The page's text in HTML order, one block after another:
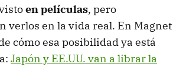
en películas, pero
verlos en la vida real. En Magnet
cómo esa posibilidad ya está
Japón y EE.UU. van a librar la